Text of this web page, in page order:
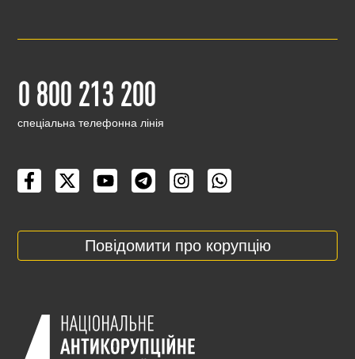
0 800 213 200
cпеціальна телефонна лінія
Повідомити про корупцію